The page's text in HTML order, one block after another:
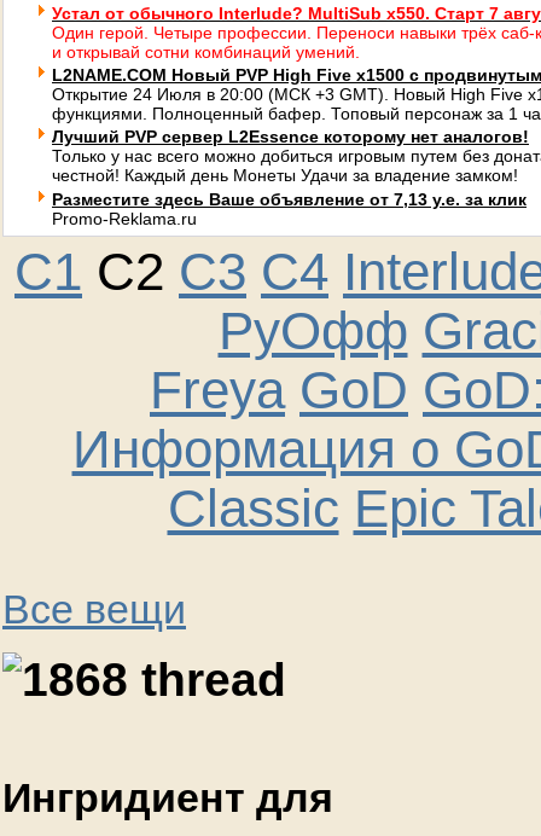
Устал от обычного Interlude? MultiSub x550. Старт 7
Один герой. Четыре профессии. Переноси навыки трёх саб-
и открывай сотни комбинаций умений.
L2NAME.COM Новый PVP High Five x1500 с
Открытие 24 Июля в 20:00 (МСК +3 GMT). Новый High Five
функциями. Полноценный бафер. Топовый персонаж за 1
Лучший PVP сервер L2Essence которому нет аналогов!
Только у нас всего можно добиться игровым путем без
честной! Каждый день Монеты Удачи за владение замком!
Разместите здесь Ваше объявление от 7,13 у.е. за клик
Promo-Reklama.ru
C1 C2 C3 C4
РуОфф
Freya GoD
Информация о
Classic Epic
Все вещи
thread
Ингридиент для